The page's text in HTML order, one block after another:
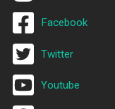
Facebook
Twitter
Youtube